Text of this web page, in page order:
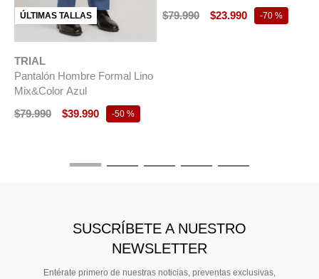
ÚLTIMAS TALLAS
TRIAL
Pantalón Hombre Formal Lino
Mix&Color Azul
$79.990 $39.990 -50 %
$79.990 $23.990 -70 %
SUSCRÍBETE A NUESTRO
NEWSLETTER
Entérate primero de nuestras noticias, preventas exclusivas,